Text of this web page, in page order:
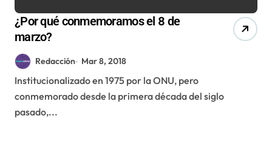
¿Por qué conmemoramos el 8 de
marzo?
Redacción Mar 8, 2018
Institucionalizado en 1975 por la ONU, pero
conmemorado desde la primera década del siglo
pasado,...